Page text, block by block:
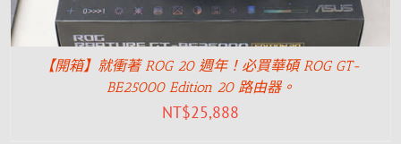
【開箱】就衝著 ROG 20 週年！必買華碩 ROG GT-
BE25000 Edition 20 路由器。
NT$25,888